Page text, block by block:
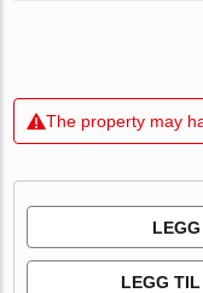
The property may
LEGG